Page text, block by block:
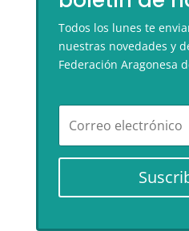
Todos los lunes te
nuestras novedades y
Federación Aragonesa